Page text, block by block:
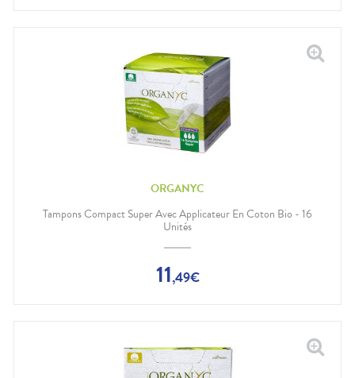
ORGANYC
Tampons Compact Super Avec Applicateur En Coton Bio - 16
Unités
11,49€